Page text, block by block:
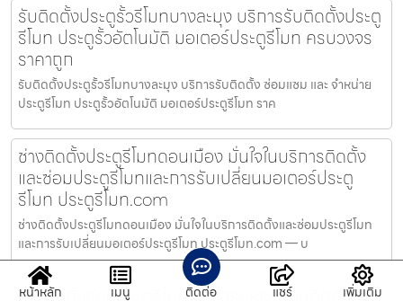
รับติดตั้งประตูรั้วรีโมทบางละมุง บริการรับติดตั้งประตู
รีโมท ประตูรั้วอัตโนมัติ มอเตอร์ประตูรีโมท ครบวงจร
ราคาถูก
รับติดตั้งประตูรั้วรีโมทบางละมุง บริการรับติดตั้ง ซ่อมแซม และ จำหน่าย
ประตูรีโมท ประตูรั้วอัตโนมัติ มอเตอร์ประตูรีโมท ราค
ช่างติดตั้งประตูรีโมทดอนเมือง มั่นใจในบริการติดตั้ง
และซ่อมประตูรีโมทและการรับเปลี่ยนมอเตอร์ประตู
รีโมท ประตูรีโมท.com
ช่างติดตั้งประตูรีโมทดอนเมือง มั่นใจในบริการติดตั้งและซ่อมประตูรีโมท
และการรับเปลี่ยนมอเตอร์ประตูรีโมท ประตูรีโมท.com — บ
หน้าหลัก เมนู ติดต่อ แชร์ เพิ่มเติม